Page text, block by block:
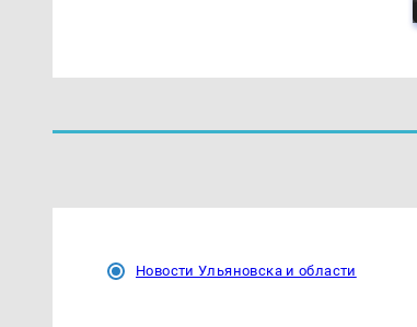
Новости Ульяновска и области